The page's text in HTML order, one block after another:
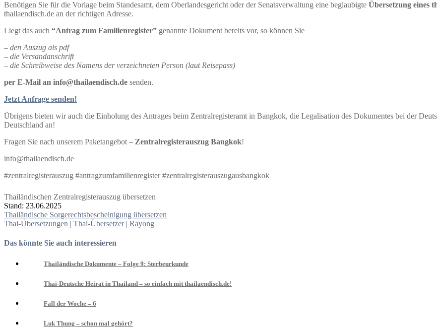
Benötigen Sie für die Vorlage beim Standesamt, dem Oberlandesgericht oder der Senatsverwaltung eine beglaubigte Übersetzung eines
thailaendisch.de an der richtigen Adresse.
Liegt das auch “Antrag zum Familienregister” genannte Dokument bereits vor, so können Sie
– den Auszug als pdf
– die Versandanschrift
– die Schreibweise des Namens der verzeichneten Person (laut Reisepass)
per E-Mail an info@thailaendisch.de senden.
Jetzt Anfrage senden!
Übrigens bieten wir auch die Einholung des Antrages beim Zentralregisteramt in Bangkok, die Legalisation des Dokumentes bei der
Deutschland an!
Fragen Sie nach unserem Paketangebot – Zentralregisterauszug Bangkok!
info@thailaendisch.de
#zentralregisterauszug #antragzumfamilienregister #zentralregisterauszugausbangkok
Thailändischen Zentralregisterauszug übersetzen
Stand: 23.06.2025
Beitragsnavigation
Thailändische Sorgerechtsbescheinigung übersetzen
Thai-Übersetzungen | Thai-Übersetzer | Rayong
Das könnte Sie auch interessieren
Thailändische Dokumente – Folge 9: Sterbeurkunde
Thai-Deutsche Heirat in Thailand – so einfach mit thailaendisch.de!
Fall der Woche – 6
Luk Thung – schon mal gehört?